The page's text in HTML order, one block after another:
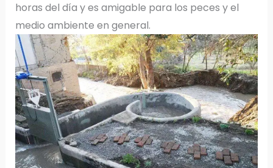
horas del día y es amigable para los peces y el
medio ambiente en general.